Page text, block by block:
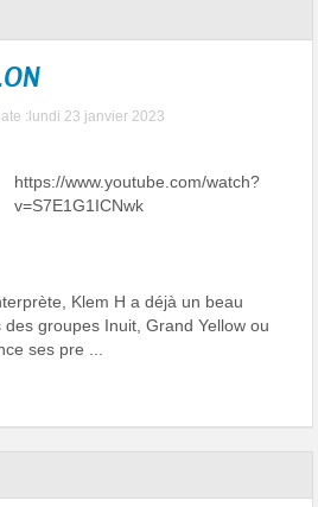
:lundi 23 janvier 2023
https://www.youtube.com/watch?
v=S7E1G1ICNwk
Klem H a déjà un beau
groupes Inuit, Grand Yellow ou
ses pre ...